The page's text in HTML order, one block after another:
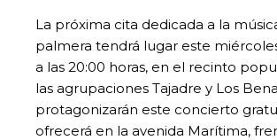
La próxima cita dedicada a la
palmera tendrá lugar este
a las 20:00 horas, en el recinto
las agrupaciones Tajadre y Los
protagonizarán este concierto
ofrecerá en la avenida Marítima,